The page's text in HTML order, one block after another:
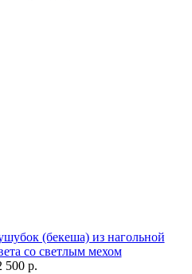
(бекеша) из нагольной
со светлым мехом
500 р.